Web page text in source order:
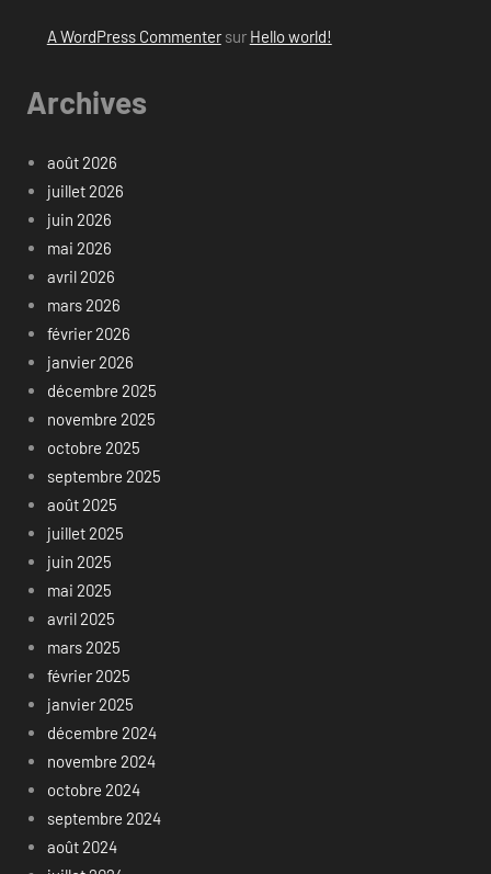
A WordPress Commentersur Hello world!
Archives
août 2026
juillet 2026
juin 2026
mai 2026
avril 2026
mars 2026
février 2026
janvier 2026
décembre 2025
novembre 2025
octobre 2025
septembre 2025
août 2025
juillet 2025
juin 2025
mai 2025
avril 2025
mars 2025
février 2025
janvier 2025
décembre 2024
novembre 2024
octobre 2024
septembre 2024
août 2024